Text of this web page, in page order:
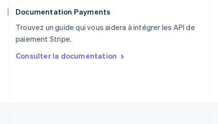
Documentation Payments
Trouvez un guide qui vous aidera à intégrer les API de
paiement Stripe.
Consulter la documentation
Royaume-Uni
Singapour
English 简体中文
English